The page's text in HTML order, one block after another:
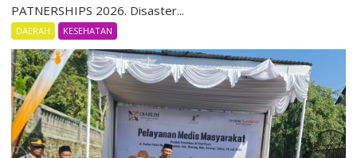
PATNERSHIPS 2026. Disaster...
DAERAH KESEHATAN